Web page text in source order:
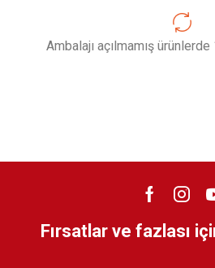
Ambalajı açılmamış
Fırsatlar ve fazlası